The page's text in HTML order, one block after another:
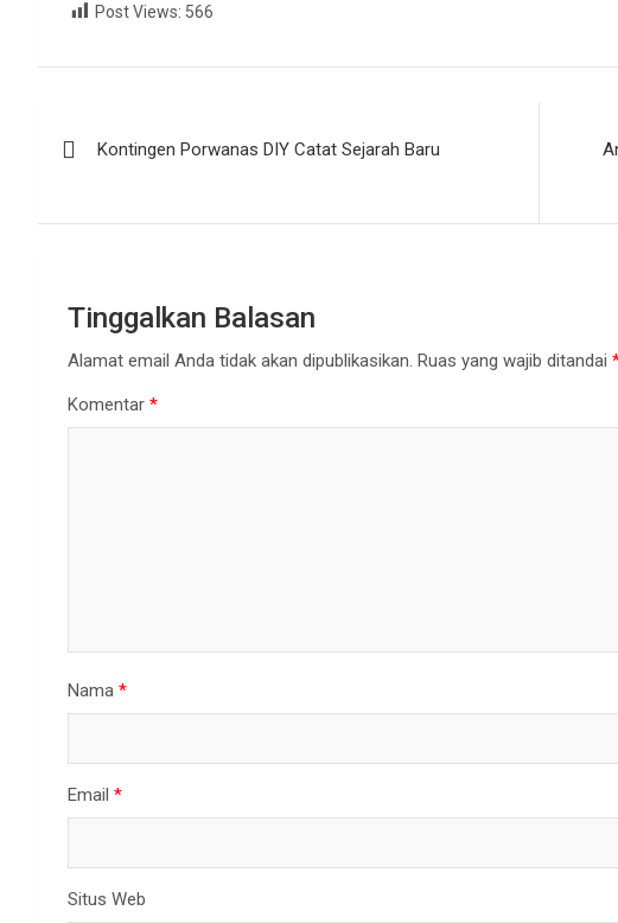
Post Views: 566
pos
Kontingen Porwanas DIY Catat Sejarah Baru
Tinggalkan Balasan
Alamat email Anda tidak akan dipublikasikan. Ruas yang wajib ditandai
Komentar *
Nama *
Email *
Situs Web